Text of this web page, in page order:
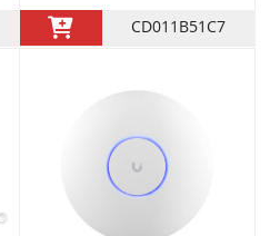
CD011B51C7